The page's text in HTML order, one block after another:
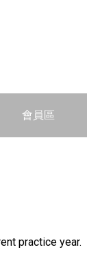
會員區
practice year.